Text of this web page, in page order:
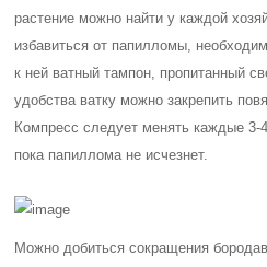
растение можно найти у каждой
избавиться от папилломы,
к ней ватный тампон, пропитанный
удобства ватку можно закрепить
Компресс следует менять каждые 3-
пока папиллома не исчезнет.
Можно добиться сокращения